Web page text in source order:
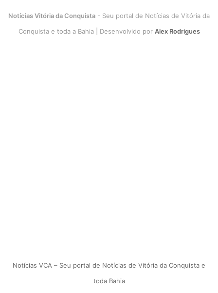
Notícias Vitória da Conquista - Seu portal de Notícias de Vitória da
Conquista e toda a Bahia | Desenvolvido por Alex Rodrigues
Notícias VCA – Seu portal de Notícias de Vitória da Conquista e
toda Bahia